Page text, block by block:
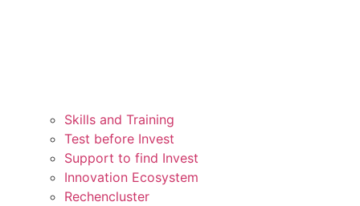
Skills and Training
Test before Invest
Support to find Invest
Innovation Ecosystem
Rechencluster​